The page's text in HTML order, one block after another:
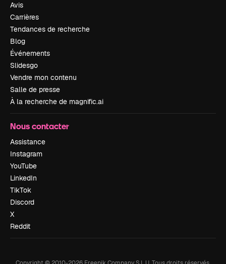
Avis
Carrières
Tendances de recherche
Blog
Événements
Slidesgo
Vendre mon contenu
Salle de presse
À la recherche de magnific.ai
Nous contacter
Assistance
Instagram
YouTube
LinkedIn
TikTok
Discord
X
Reddit